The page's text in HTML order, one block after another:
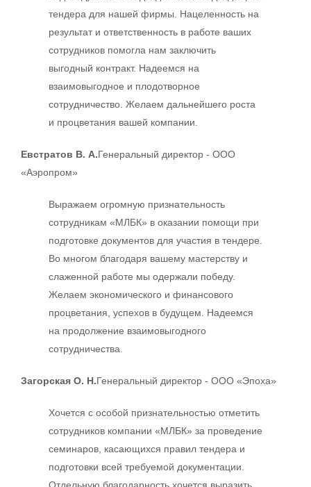
тендера для нашей фирмы. Нацеленность на
результат и ответственность в работе ваших
сотрудников помогла нам заключить
выгодный контракт. Надеемся на
взаимовыгодное и плодотворное
сотрудничество. Желаем дальнейшего роста
и процветания вашей компании.
Евстратов В. А.Генеральный директор - ООО
«Аэропром»
Выражаем огромную признательность
сотрудникам «МЛБК» в оказании помощи при
подготовке документов для участия в тендере.
Во многом благодаря вашему мастерству и
слаженной работе мы одержали победу.
Желаем экономического и финансового
процветания, успехов в будущем. Надеемся
на продолжение взаимовыгодного
сотрудничества.
Загорская О. Н.Генеральный директор - ООО «Эпоха»
Хочется с особой признательностью отметить
сотрудников компании «МЛБК» за проведение
семинаров, касающихся правил тендера и
подготовки всей требуемой документации.